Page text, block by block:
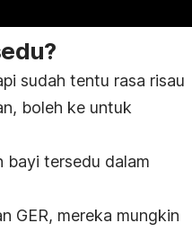
sudah tentu rasa risau
boleh ke untuk
bayi tersedu dalam
GER, mereka mungkin